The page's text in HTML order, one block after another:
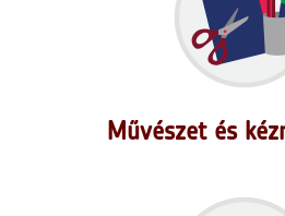
Művészet és